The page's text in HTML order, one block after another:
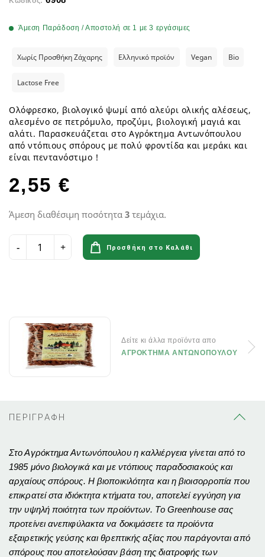
Άμεση Παράδοση / Αποστολή σε 1 με 3 εργάσιμες
Χωρίς Προσθήκη Ζάχαρης Ελληνικό προϊόν Vegan Bio
Lactose Free
Ολόφρεσκο, βιολογικό ψωμί από αλεύρι ολικής αλέσεως,
αλεσμένο σε πετρόμυλο, προζύμι, βιολογική μαγιά και
αλάτι. Παρασκευάζεται στο Αγρόκτημα Αντωνόπουλου
από ντόπιους σπόρους με πολύ φροντίδα και μεράκι και
είναι πεντανόστιμο !
2,55 €
Άμεση διαθέσιμη ποσότητα 3 τεμάχια.
Προσθήκη στο Καλάθι
Δείτε κι άλλα προϊόντα απο
ΑΓΡΟΚΤΗΜΑ ΑΝΤΩΝΟΠΟΥΛΟΥ
ΠΕΡΙΓΡΑΦΗ
Στο Αγρόκτημα Αντωνόπουλου η καλλιέργεια γίνεται από το
1985 μόνο βιολογικά και με ντόπιους παραδοσιακούς και
αρχαίους σπόρους. Η βιοποικιλότητα και η βιοισορροπία που
επικρατεί στα ιδιόκτητα κτήματα του, αποτελεί εγγύηση για
την υψηλή ποιότητα των προίόντων. Το Greenhouse σας
προτείνει ανεπιφύλακτα να δοκιμάσετε τα προίόντα
εξαιρετικής γεύσης και θρεπτικής αξίας που παράγονται από
σπόρους που αποτελούσαν βάση της διατροφής των